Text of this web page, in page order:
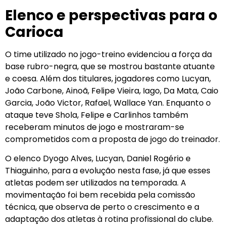
Elenco e perspectivas para o
Carioca
O time utilizado no jogo-treino evidenciou a força da
base rubro-negra, que se mostrou bastante atuante
e coesa. Além dos titulares, jogadores como Lucyan,
João Carbone, Ainoã, Felipe Vieira, Iago, Da Mata, Caio
Garcia, João Victor, Rafael, Wallace Yan. Enquanto o
ataque teve Shola, Felipe e Carlinhos também
receberam minutos de jogo e mostraram-se
comprometidos com a proposta de jogo do treinador.
O elenco Dyogo Alves, Lucyan, Daniel Rogério e
Thiaguinho, para a evolução nesta fase, já que esses
atletas podem ser utilizados na temporada. A
movimentação foi bem recebida pela comissão
técnica, que observa de perto o crescimento e a
adaptação dos atletas à rotina profissional do clube.